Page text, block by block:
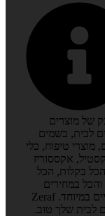
של מוצרים
לבית, בשמים
מוצרי טיפוח, כלי
אקססוריז
הכל בקלות, הכל
והכל במחירים
תחרותיים במיוחד. Zeraf
לבית שלך טוב.